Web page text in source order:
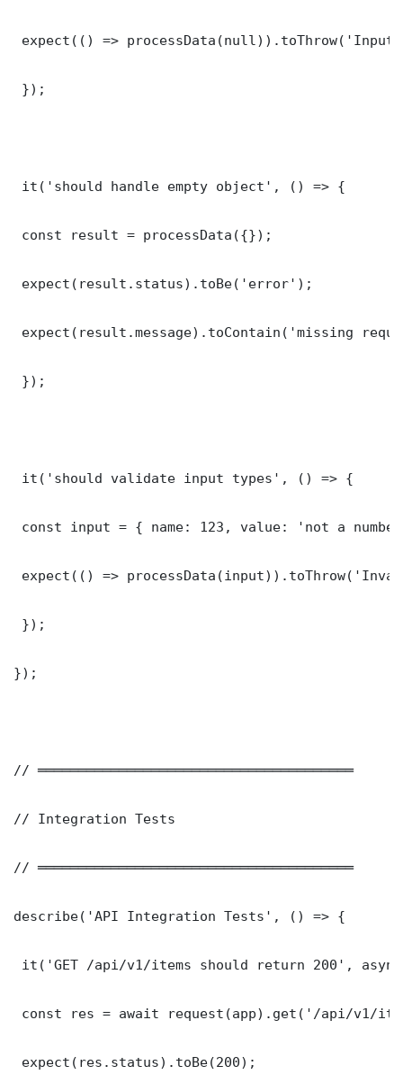
expect(() =>
});
it('should handle empty object', () => {
const result = processData({});
expect(result.status).toBe('error');
expect(result.message).toContain('missing
});
it('should validate input types', () => {
const input = { name: 123, value: 'not a
expect(() =>
});
});
// ═══════════════════════════════════════
// Integration Tests
// ═══════════════════════════════════════
describe('API Integration Tests', () => {
it('GET /api/v1/items should return 200',
const res = await request(app).get('/api/v1/
expect(res.status).toBe(200);